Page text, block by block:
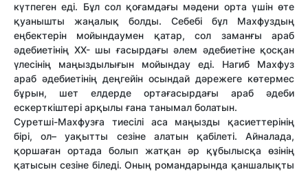
күтпеген еді. Бұл сол қоғамдағы мәдени орта үшін өте
қуанышты жаңалық болды. Себебі бұл Махфуздың
еңбектерін мойындаумен қатар, сол заманғы араб
әдебиетінің XX- шы ғасырдағы әлем әдебиетіне қосқан
үлесінің маңыздылығын мойындау еді. Нагиб Махфуз
араб әдебиетінің деңгейін осындай дәрежеге көтермес
бұрын, шет елдерде ортағасырдағы араб әдеби
ескерткіштері арқылы ғана танымал болатын.
Суретші-Махфузға тиесілі аса маңызды қасиеттерінің
бірі, ол– уақытты сезіне алатын қабілеті. Айналада,
қоршаған ортада болып жатқан әр құбылысқа өзінің
қатысын сезіне біледі. Оның романдарында қаншалықты